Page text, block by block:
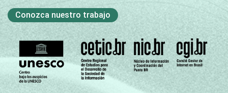
brasileiros - TIC Domicílios 2022.
Conozca nuestro trabajo